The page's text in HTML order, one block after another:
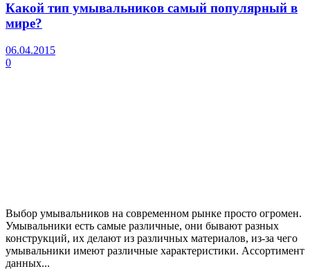
Какой тип умывальников самый популярный в
мире?
06.04.2015
0
Выбор умывальников на современном рынке просто огромен.
Умывальники есть самые различные, они бывают разных
конструкций, их делают из различных материалов, из-за чего
умывальники имеют различные характеристики. Ассортимент
данных...